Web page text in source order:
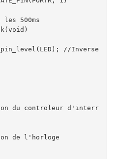
les 500ms
(void )
( LED ) ;
//Inverse
du controleur d'interr